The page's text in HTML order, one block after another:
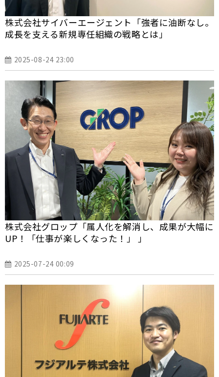
株式会社サイバーエージェント「強者に油断なし。
成長を支える新規専任組織の戦略とは」
2025-08-24 23:00
株式会社グロップ「属人化を解消し、成果が大幅に
UP！「仕事が楽しくなった！」 」
2025-07-24 00:09